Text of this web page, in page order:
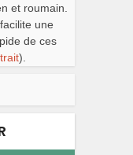
et roumain.
une
de ces
).